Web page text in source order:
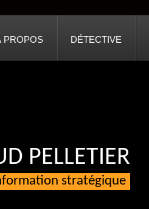
PROPOS DÉTECTIVE
PELLETIER
stratégique